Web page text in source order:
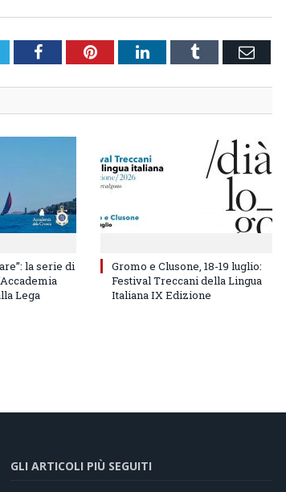
FacebookPinterestLinkedInTumblr Email
la serie di
Lega
Gromo e Clusone, 18-19 luglio:
Festival Treccani della Lingua
Italiana IX Edizione
GLI ARTICOLI PIÙ SEGUITI